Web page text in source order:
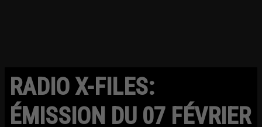
RADIO X-FILES:
ÉMISSION DU 07 FÉVRIER